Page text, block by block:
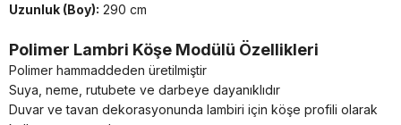
Uzunluk (Boy): 290 cm
Polimer Lambri Köşe Modülü Özellikleri
Polimer hammaddeden üretilmiştir
Suya, neme, rutubete ve darbeye dayanıklıdır
Duvar ve tavan dekorasyonunda lambiri için köşe profili olarak